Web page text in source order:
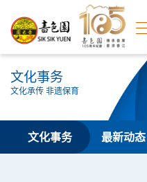
文化事务
文化承传 非遗保育
文化事务 最新动态